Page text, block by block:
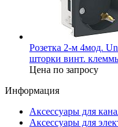
Розетка 2-м 4мод.
шторки винт.
Цена по запросу
Информация
Аксессуары для
Аксессуары для